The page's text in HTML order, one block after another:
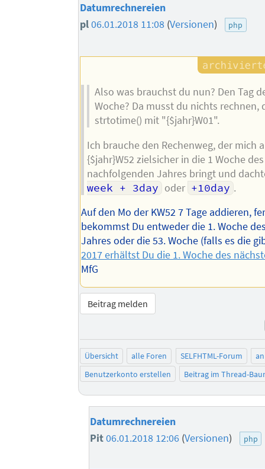
Datumrechnereien
pl06.01.2018 11:08 (Versionen) php
Also was brauchst du nun? Den Tag
Woche? Da musst du nichts rechnen,
strtotime() mit "{$jahr}W01".
Ich brauche den Rechenweg, der mich
{$jahr}W52 zielsicher in die 1 Woche des
nachfolgenden Jahres bringt und
week + 3day oder +10day .
Auf den Mo der KW52 7 Tage addieren,
bekommst Du entweder die 1. Woche
Jahres oder die 53. Woche (falls es die
2017 erhältst Du die 1. Woche des
MfG
Beitrag melden
Übersicht alle Foren SELFHTML-Forum
Benutzerkonto erstellen
Beitrag im Thread-
Datumrechnereien
Pit06.01.2018 12:06 (Versionen) php